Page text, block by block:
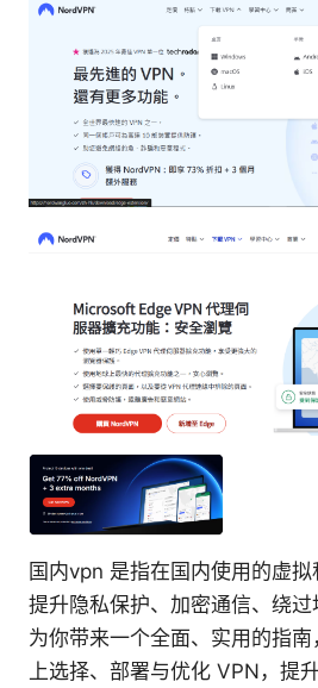
国内vpn 是指在国内使用的虚
提升隐私保护、加密通信、绕
为你带来一个全面、实用的指
上选择、部署与优化 VPN，提